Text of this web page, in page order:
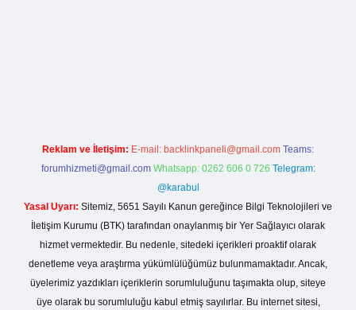
Reklam ve İletişim: E-mail: backlinkpaneli@gmail.com Teams:
forumhizmeti@gmail.com Whatsapp: 0262 606 0 726 Telegram:
@karabul
Yasal Uyarı: Sitemiz, 5651 Sayılı Kanun gereğince Bilgi Teknolojileri ve
İletişim Kurumu (BTK) tarafından onaylanmış bir Yer Sağlayıcı olarak
hizmet vermektedir. Bu nedenle, sitedeki içerikleri proaktif olarak
denetleme veya araştırma yükümlülüğümüz bulunmamaktadır. Ancak,
üyelerimiz yazdıkları içeriklerin sorumluluğunu taşımakta olup, siteye
üye olarak bu sorumluluğu kabul etmiş sayılırlar. Bu internet sitesi,